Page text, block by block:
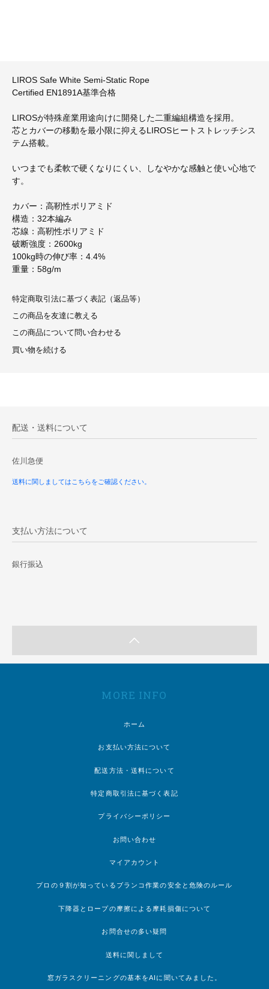
LIROS Safe White Semi-Static Rope
Certified EN1891A基準合格
LIROSが特殊産業用途向けに開発した二重編組構造を採用。
芯とカバーの移動を最小限に抑えるLIROSヒートストレッチシス
テム搭載。
いつまでも柔軟で硬くなりにくい、しなやかな感触と使い心地で
す。
カバー：高靭性ポリアミド
構造：32本編み
芯線：高靭性ポリアミド
破断強度：2600kg
100kg時の伸び率：4.4%
重量：58g/m
特定商取引法に基づく表記（返品等）
この商品を友達に教える
この商品について問い合わせる
買い物を続ける
配送・送料について
佐川急便
送料に関しましてはこちらをご確認ください。
支払い方法について
銀行振込
MORE INFO
ホーム
お支払い方法について
配送方法・送料について
特定商取引法に基づく表記
プライバシーポリシー
お問い合わせ
マイアカウント
プロの９割が知っているブランコ作業の安全と危険のルール
下降器とロープの摩擦による摩耗損傷について
お問合せの多い疑問
送料に関しまして
窓ガラスクリーニングの基本をAIに聞いてみました。